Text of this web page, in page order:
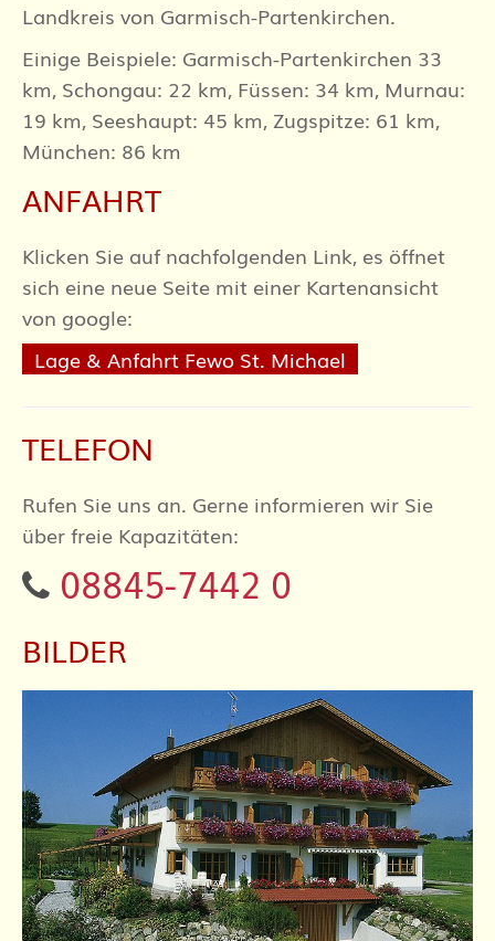
Landkreis von Garmisch-Partenkirchen.
Einige Beispiele: Garmisch-Partenkirchen 33
km, Schongau: 22 km, Füssen: 34 km, Murnau:
19 km, Seeshaupt: 45 km, Zugspitze: 61 km,
München: 86 km
ANFAHRT
Klicken Sie auf nachfolgenden Link, es öffnet
sich eine neue Seite mit einer Kartenansicht
von google:
Lage & Anfahrt Fewo St. Michael
TELEFON
Rufen Sie uns an. Gerne informieren wir Sie
über freie Kapazitäten:
08845-7442 0
BILDER
OPEN